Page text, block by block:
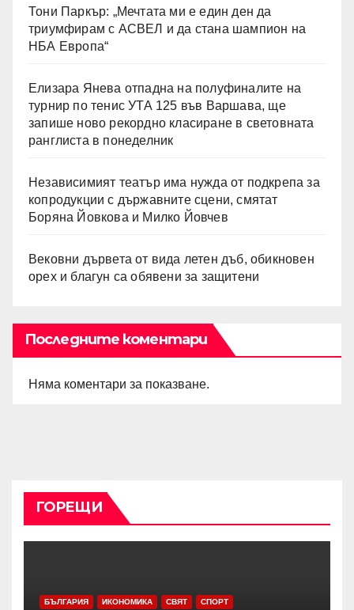
Тони Паркър: „Мечтата ми е един ден да
триумфирам с АСВЕЛ и да стана шампион на
НБА Европа“
Елизара Янева отпадна на полуфиналите на
турнир по тенис УТА 125 във Варшава, ще
запише ново рекордно класиране в световната
ранглиста в понеделник
Независимият театър има нужда от подкрепа за
копродукции с държавните сцени, смятат
Боряна Йовкова и Милко Йовчев
Вековни дървета от вида летен дъб, обикновен
орех и благун са обявени за защитени
Последните коментари
Няма коментари за показване.
ГОРЕЩИ
БЪЛГАРИЯ ИКОНОМИКА СВЯТ СПОРТ